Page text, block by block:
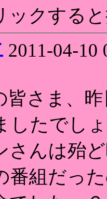
ックする
2011-04-10
皆さま、
したでし
さんは殆
番組だっ